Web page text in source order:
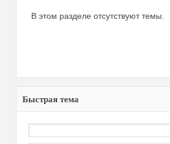
В этом разделе отсутствуют темы.
Быстрая тема